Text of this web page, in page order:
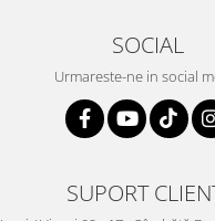
SOCIAL
Urmareste-ne in social
SUPORT